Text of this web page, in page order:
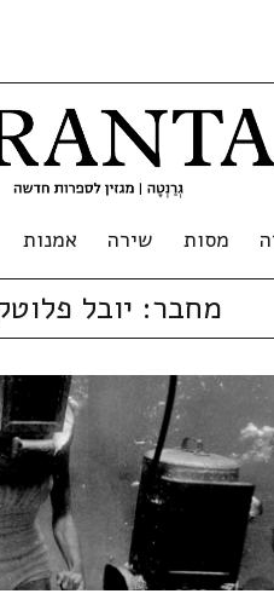
מסות שירה אמנות
מחבר: יובל